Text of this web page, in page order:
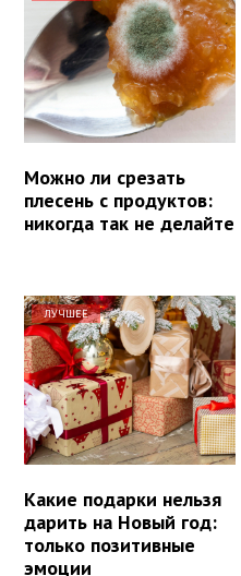
Можно ли срезать
плесень с продуктов:
никогда так не делайте
ЛУЧШЕЕ
Какие подарки нельзя
дарить на Новый год:
только позитивные
эмоции